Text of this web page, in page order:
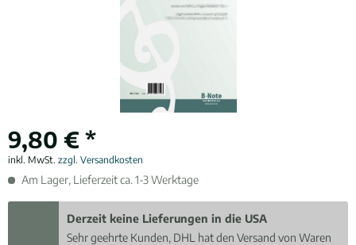
9,80 € *
inkl. MwSt. zzgl. Versandkosten
Am Lager, Lieferzeit ca. 1-3 Werktage
Derzeit keine Lieferungen in die USA
Sehr geehrte Kunden, DHL hat den Versand von Waren